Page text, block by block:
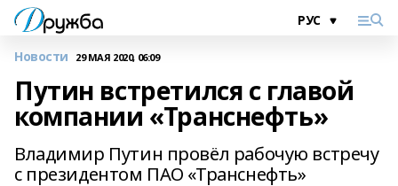
Новости 29 МАЯ 2020, 06:09
Путин встретился с главой
компании «Транснефть»
Владимир Путин провёл рабочую встречу
с президентом ПАО «Транснефть»